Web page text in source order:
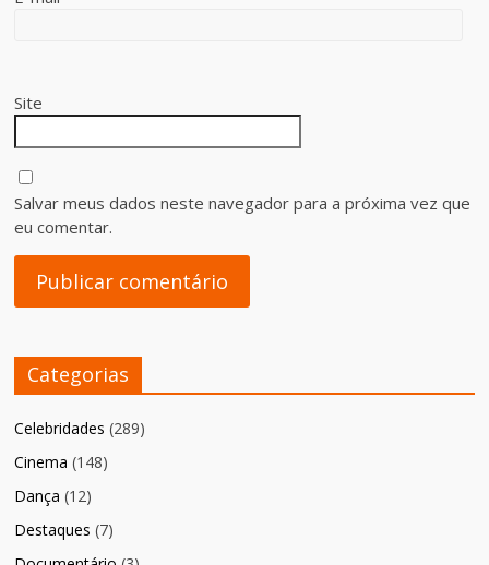
Site
Salvar meus dados neste navegador para a próxima vez que
eu comentar.
Categorias
Celebridades (289)
Cinema (148)
Dança (12)
Destaques (7)